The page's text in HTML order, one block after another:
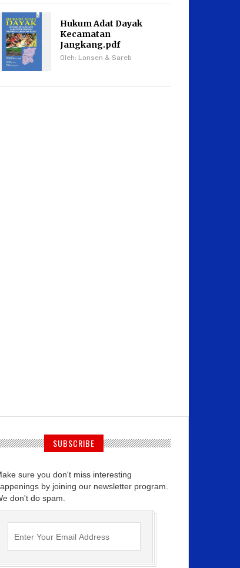
Hukum Adat Dayak
Kecamatan
Jangkang.pdf
Oleh: Lonsen & Sareb
SUBSCRIBE
sure you don't miss interesting
by joining our newsletter program.
don't do spam.